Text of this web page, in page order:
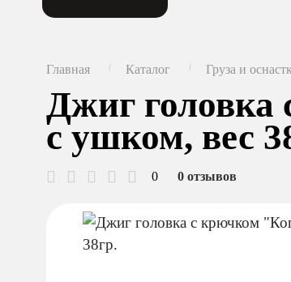
Главная Каталог Груза и
Джиг
с ушком, вес
0 0 отзывов